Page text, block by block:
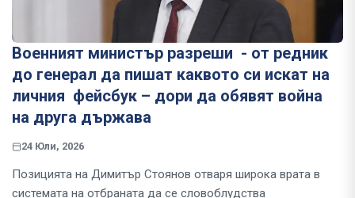
Военният министър разреши - от редник
до генерал да пишат каквото си искат на
личния фейсбук – дори да обявят война
на друга държава
24 Юли, 2026
Позицията на Димитър Стоянов отваря широка врата в
системата на отбраната да се словоблудства